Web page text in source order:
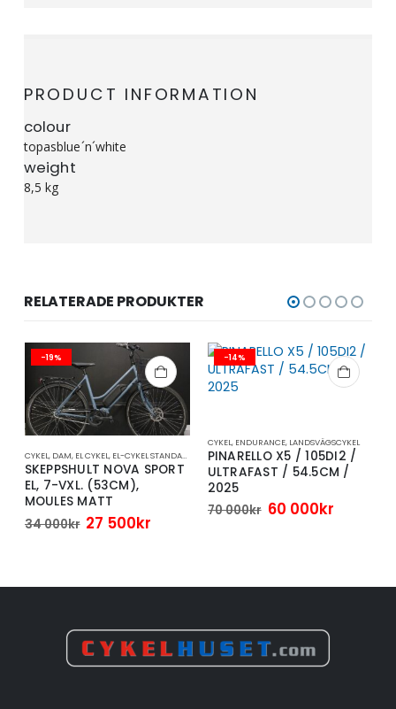
PRODUCT INFORMATION
colour
topasblue´n´white
weight
8,5 kg
RELATERADE PRODUKTER
-19%
CYKEL, DAM, EL CYKEL, EL-CYKEL STANDARD STANDARD
SKEPPSHULT NOVA SPORT
EL, 7-VXL. (53CM),
MOULES MATT
34 000kr Det
000kr.
27 500kr
500kr.
-14%
CYKEL, ENDURANCE, LANDSVÄGSCYKEL
PINARELLO X5 / 105DI2 /
ULTRAFAST / 54.5CM /
2025
70 000kr Det
60 000krDet